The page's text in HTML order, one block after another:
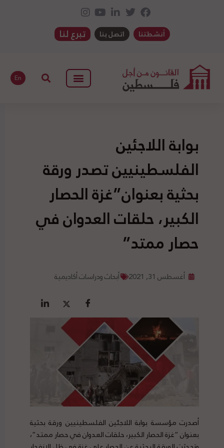
أنشطتنا اتصل بنا تبرع لنا
En
بوابة اللاجئين
الفلسطينيين تصدر ورقة
بحثية بعنوان”غزة الحصار
الكبير، حلقات العدوان في
حصار ممتد”
أغسطس 31, 2021 أبحاث ودراسات أكاديمية
أصدرت مؤسسة بوابة اللاجئين الفلسطينيين ورقة بحثية
بعنوان “غزة الحصار الكبير، حلقات العدوان في حصار ممتد”،